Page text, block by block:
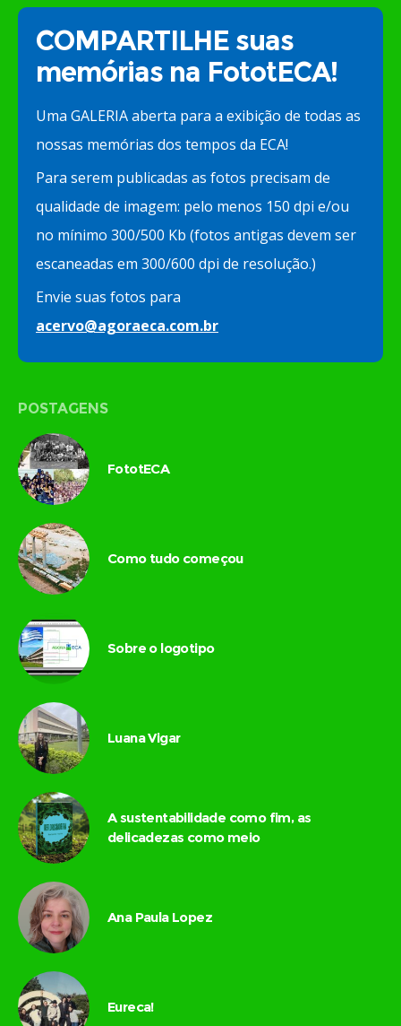
COMPARTILHE suas
memórias na FototECA!
Uma GALERIA aberta para a exibição de todas as
nossas memórias dos tempos da ECA!
Para serem publicadas as fotos precisam de
qualidade de imagem: pelo menos 150 dpi e/ou
no mínimo 300/500 Kb (fotos antigas devem ser
escaneadas em 300/600 dpi de resolução.)
Envie suas fotos para
acervo@agoraeca.com.br
POSTAGENS
FototECA
Como tudo começou
Sobre o logotipo
Luana Vigar
A sustentabilidade como fim, as
delicadezas como meio
Ana Paula Lopez
Eureca!